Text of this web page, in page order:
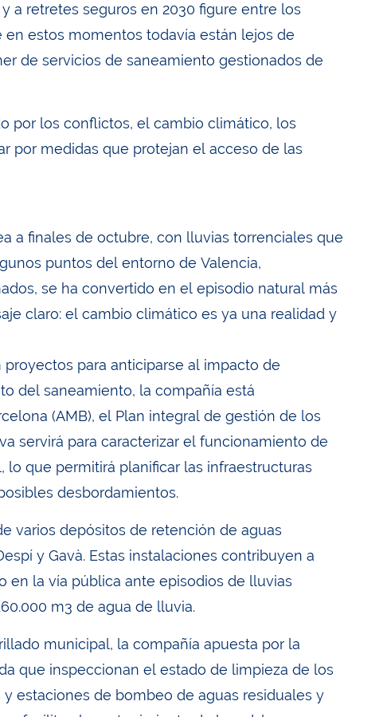
a retretes seguros en 2030 figure entre los
en estos momentos todavía están lejos de
de servicios de saneamiento gestionados de
por los conflictos, el cambio climático, los
por medidas que protejan el acceso de las
a finales de octubre, con lluvias torrenciales que
puntos del entorno de Valencia,
se ha convertido en el episodio natural más
claro: el cambio climático es ya una realidad y
para anticiparse al impacto de
del saneamiento, la compañía está
(AMB), el Plan integral de gestión de los
servirá para caracterizar el funcionamiento de
que permitirá planificar las infraestructuras
desbordamientos.
varios depósitos de retención de aguas
y Gavà. Estas instalaciones contribuyen a
en la vía pública ante episodios de lluvias
m3 de agua de lluvia.
municipal, la compañía apuesta por la
que inspeccionan el estado de limpieza de los
estaciones de bombeo de aguas residuales y